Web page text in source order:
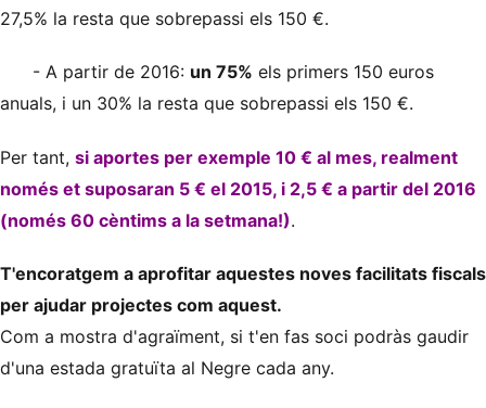
27,5% la resta que sobrepassi els 150 €.
- A partir de 2016: un 75% els primers 150 euros
anuals, i un 30% la resta que sobrepassi els 150 €.
Per tant, si aportes per exemple 10 € al mes, realment
només et suposaran 5 € el 2015, i 2,5 € a partir del 2016
(només 60 cèntims a la setmana!).
T'encoratgem a aprofitar aquestes noves facilitats fiscals
per ajudar projectes com aquest.
Com a mostra d'agraïment, si t'en fas soci podràs gaudir
d'una estada gratuïta al Negre cada any.